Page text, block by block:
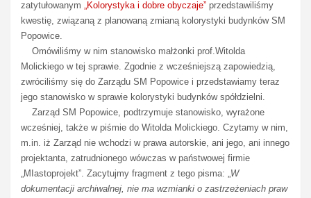
zatytułowanym „Kolorystyka i dobre obyczaje” przedstawiliśmy
kwestię, związaną z planowaną zmianą kolorystyki budynków SM
Popowice.
Omówiliśmy w nim stanowisko małżonki prof.Witolda
Molickiego w tej sprawie. Zgodnie z wcześniejszą zapowiedzią,
zwróciliśmy się do Zarządu SM Popowice i przedstawiamy teraz
jego stanowisko w sprawie kolorystyki budynków spółdzielni.
Zarząd SM Popowice, podtrzymuje stanowisko, wyrażone
wcześniej, także w piśmie do Witolda Molickiego. Czytamy w nim,
m.in. iż Zarząd nie wchodzi w prawa autorskie, ani jego, ani innego
projektanta, zatrudnionego wówczas w państwowej firmie
„MIastoprojekt”. Zacytujmy fragment z tego pisma: „W
dokumentacji archiwalnej, nie ma wzmianki o zastrzeżeniach praw